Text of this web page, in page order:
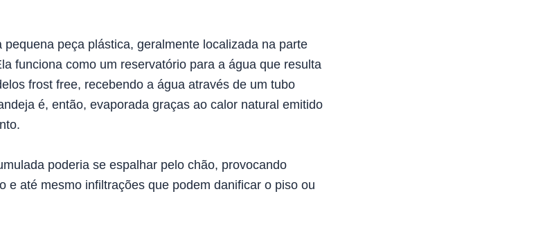
peça plástica, geralmente localizada na parte
funciona como um reservatório para a água que resulta
frost free, recebendo a água através de um tubo
é, então, evaporada graças ao calor natural emitido
poderia se espalhar pelo chão, provocando
e até mesmo infiltrações que podem danificar o piso ou